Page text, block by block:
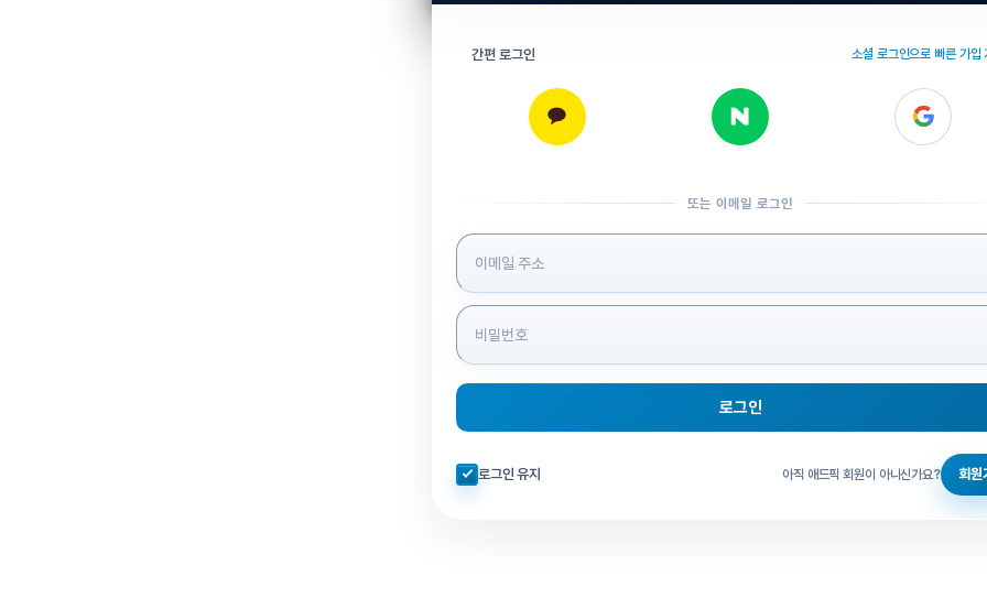
간편 로그인 소셜 로그인으로 빠른 가입
또는 이메일 로그인
로그인 정보 입력
로그인
자동로그인 체크
로그인 유지 아직 애드픽 회원이 아니신가요? 회원